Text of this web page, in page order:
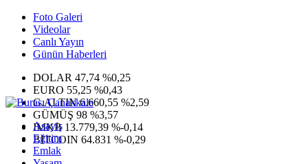
Foto Galeri
Videolar
Canlı Yayın
Günün Haberleri
DOLAR 47,74 %0,25
EURO 55,25 %0,43
G.ALTIN6.660,55 %2,59
GÜMÜŞ 98 %3,57
IMKB 13.779,39 %-0,14
BITCOIN 64.831 %-0,29
Asayiş
Eğitim
Emlak